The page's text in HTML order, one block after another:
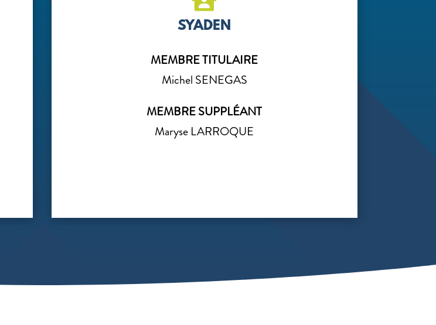
SYADEN
MEMBRE TITULAIRE
Michel SENEGAS
MEMBRE SUPPLÉANT
Maryse LARROQUE